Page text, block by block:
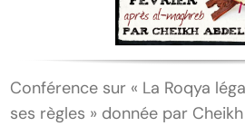
Conférence sur « La Roqya
ses règles » donnée par